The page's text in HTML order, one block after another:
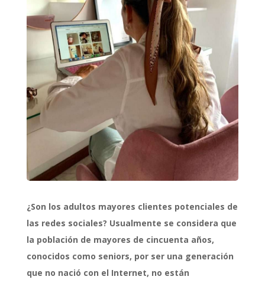
¿Son los adultos mayores clientes potenciales de
las redes sociales? Usualmente se considera que
la población de mayores de cincuenta años,
conocidos como seniors, por ser una generación
que no nació con el Internet, no están